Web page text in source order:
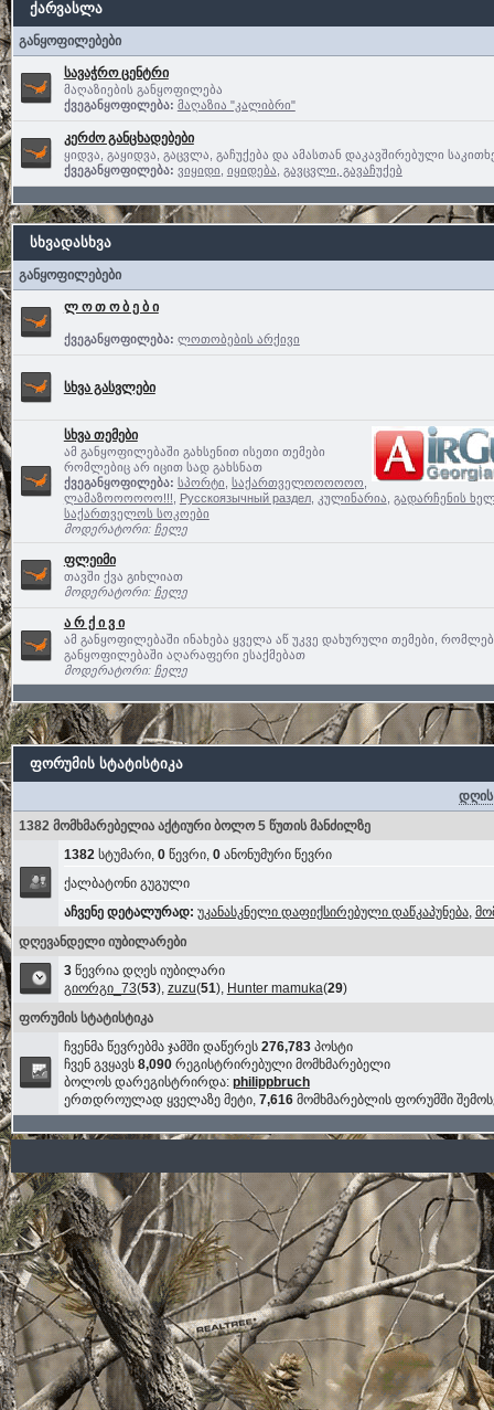
ქარვასლა
განყოფილებები
სავაჭრო ცენტრი
მაღაზიების განყოფილება
ქვეგანყოფილება: მაღაზია "კალიბრი"
კერძო განცხადებები
ყიდვა, გაყიდვა, გაცვლა, გაჩუქება და ამასთან დაკავშირებული
ქვეგანყოფილება: ვიყიდი იყიდება გავცვლი, გავაჩუქებ
სხვადასხვა
განყოფილებები
ლ ო თ ო ბ ე ბ ი
ქვეგანყოფილება: ლოთობების არქივი
სხვა გასვლები
სხვა თემები
ამ განყოფილებაში გახსენით ისეთი თემები
რომლებიც არ იცით სად გახსნათ
ქვეგანყოფილება: სპორტი საქართველოოოოოო,
ლამაზოოოოოო!!!
Русскоязычный раздел, კულინარია გადარჩენის
საქართველოს სოკოები
მოდერატორი: ჩელე
ფლეიმი
თავში ქვა გიხლიათ
მოდერატორი: ჩელე
ა რ ქ ი ვ ი
ამ განყოფილებაში ინახება ყველა აწ უკვე დახურული თემები,
განყოფილებაში აღარაფერი ესაქმებათ
მოდერატორი: ჩელე
ფორუმის სტატისტიკა
დღის
1382 მომხმარებელია აქტიური ბოლო 5 წუთის მანძილზე
1382სტუმარი, 0წევრი, 0ანონუმური წევრი
ქალბატონი გუგული
აჩვენე დეტალურად: უკანასკნელი დაფიქსირებული დაწკაპუნება,
დღევანდელი იუბილარები
3წევრია დღეს იუბილარი
გიორგი_73(53), zuzu(51), Hunter mamuka(29)
ფორუმის სტატისტიკა
ჩვენმა წევრებმა ჯამში დაწერეს 276,783პოსტი
ჩვენ გვყავს 8,090რეგისტრირებული მომხმარებელი
ბოლოს დარეგისტრირდა: philippbruch
ერთდროულად ყველაზე მეტი, 7,616მომხმარებლის ფორუმში